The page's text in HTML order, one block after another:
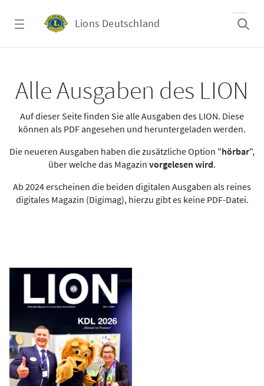
Lions Deutschland
Alle Ausgaben des LION
Auf dieser Seite finden Sie alle Ausgaben des LION. Diese
können als PDF angesehen und heruntergeladen werden.
Die neueren Ausgaben haben die zusätzliche Option "hörbar",
über welche das Magazin vorgelesen wird.
Ab 2024 erscheinen die beiden digitalen Ausgaben als reines
digitales Magazin (Digimag), hierzu gibt es keine PDF-Datei.